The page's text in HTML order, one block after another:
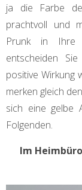
ja die Farbe
prachtvoll und
Prunk in Ihre
entscheiden
positive Wirkung
merken gleich
sich eine gelbe
Folgenden.
Im